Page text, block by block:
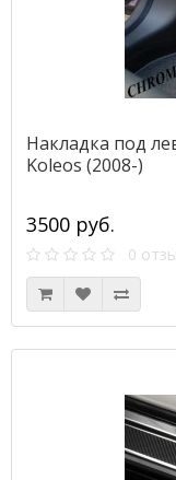
Накладка под
Koleos (2008-)
3500 руб.
0